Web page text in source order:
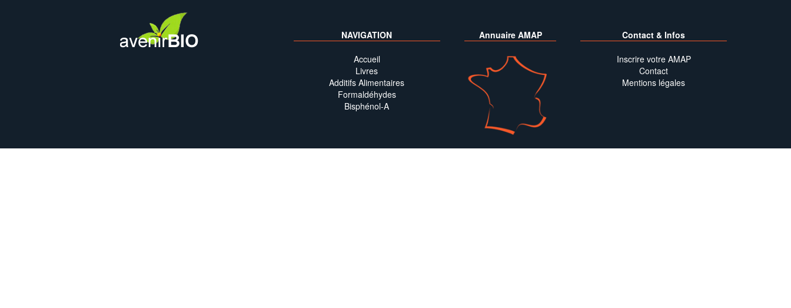
NAVIGATION
Accueil
Livres
Additifs Alimentaires
Formaldéhydes
Bisphénol-A
Annuaire AMAP Contact & Infos
Inscrire votre AMAP
Contact
Mentions légales